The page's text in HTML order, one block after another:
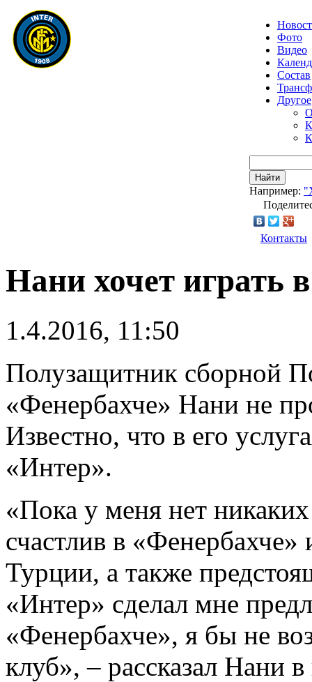
Фото
Видео
Состав
Другое
Найти
Например:
Контакты
Нани хочет играть
1.4.2016, 11:50
Полузащитник сборной
«Фенербахче» Нани не
Известно, что в его
«Интер».
«Пока у меня нет
счастлив в
Турции, а также
«Интер» сделал мне
«Фенербахче», я бы не
клуб», – рассказал Нани